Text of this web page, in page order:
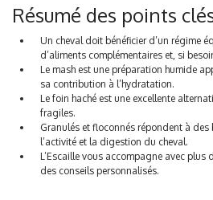
Résumé des points
Un cheval doit bénéficier d’un régime
d’aliments complémentaires et, si
Le mash est une préparation humide
sa contribution à l’hydratation.
Le foin haché est une excellente
fragiles.
Granulés et floconnés répondent à des
l’activité et la digestion du cheval.
L’Escaille vous accompagne avec plus
des conseils personnalisés.